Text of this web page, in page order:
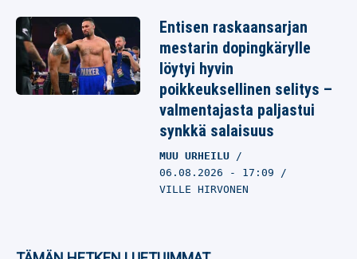
Entisen raskaansarjan
mestarin dopingkärylle
löytyi hyvin
poikkeuksellinen selitys –
valmentajasta paljastui
synkkä salaisuus
MUU URHEILU
06.08.2026 - 17:09
VILLE HIRVONEN